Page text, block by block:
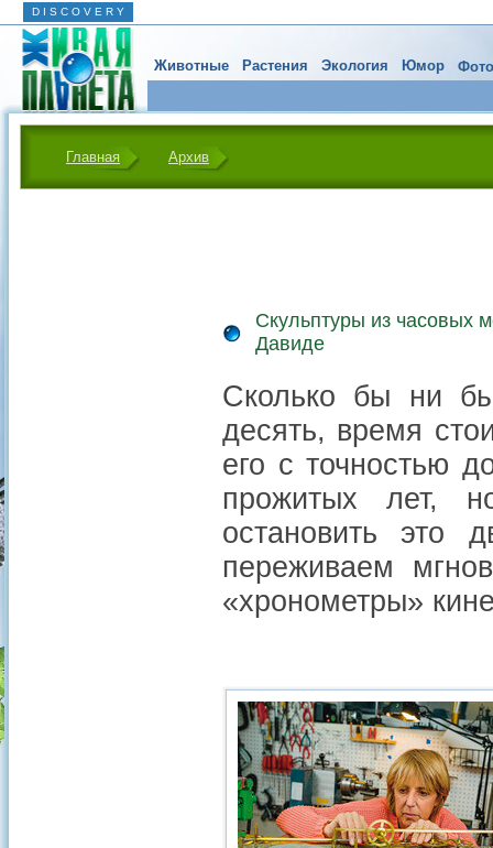
D I S C O V E R Y
Животные Растения Экология Юмор
Главная Архив
Скульптуры из часовых
Давиде
Сколько бы ни
десять, время
его с точностью
прожитых лет,
остановить это
переживаем
«хронометры»